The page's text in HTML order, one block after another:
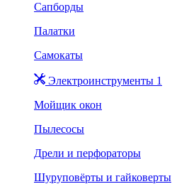
Сапборды
Палатки
Самокаты
Электроинструменты 1
Мойщик окон
Пылесосы
Дрели и перфораторы
Шуруповёрты и гайковерты